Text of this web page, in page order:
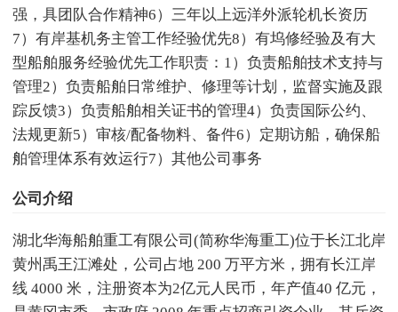
强，具团队合作精神6）三年以上远洋外派轮机长资历
7）有岸基机务主管工作经验优先8）有坞修经验及有大
型船舶服务经验优先工作职责：1）负责船舶技术支持与
管理2）负责船舶日常维护、修理等计划，监督实施及跟
踪反馈3）负责船舶相关证书的管理4）负责国际公约、
法规更新5）审核/配备物料、备件6）定期访船，确保船
舶管理体系有效运行7）其他公司事务
公司介绍
湖北华海船舶重工有限公司(简称华海重工)位于长江北岸
黄州禹王江滩处，公司占地 200 万平方米，拥有长江岸
线 4000 米，注册资本为2亿元人民币，年产值40 亿元，